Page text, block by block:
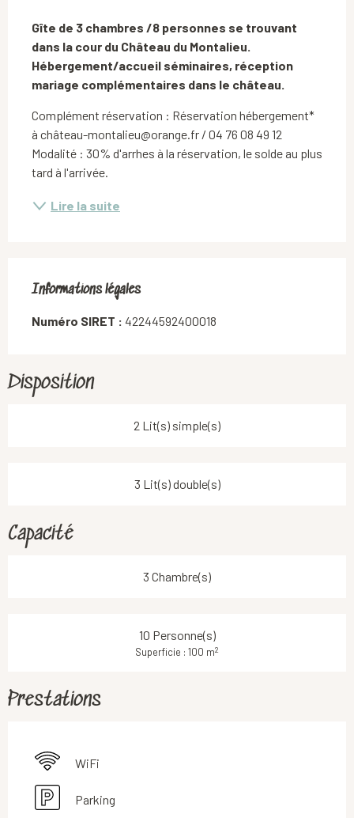
Gîte de 3 chambres /8 personnes se trouvant
dans la cour du Château du Montalieu.
Hébergement/accueil séminaires, réception
mariage complémentaires dans le château.
Complément réservation : Réservation hébergement*
à château-montalieu@orange.fr / 04 76 08 49 12
Modalité : 30% d'arrhes à la réservation, le solde au plus
tard à l'arrivée.
Lire la suite
Informations légales
Informations légales
Numéro SIRET : 42244592400018
Disposition
2 Lit(s) simple(s)
3 Lit(s) double(s)
Capacité
3 Chambre(s)
10 Personne(s)
Superficie : 100 m2
Prestations
WiFi
Parking